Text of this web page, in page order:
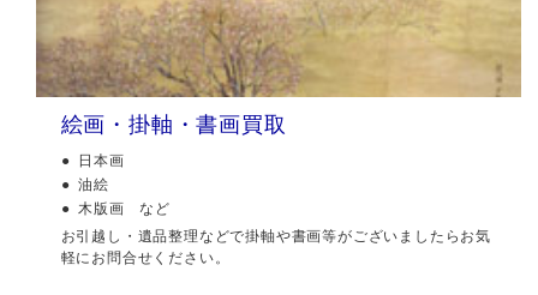
絵画・掛軸・書画買取
日本画
油絵
木版画 など
お引越し・遺品整理などで掛軸や書画等がございましたらお気
軽にお問合せください。